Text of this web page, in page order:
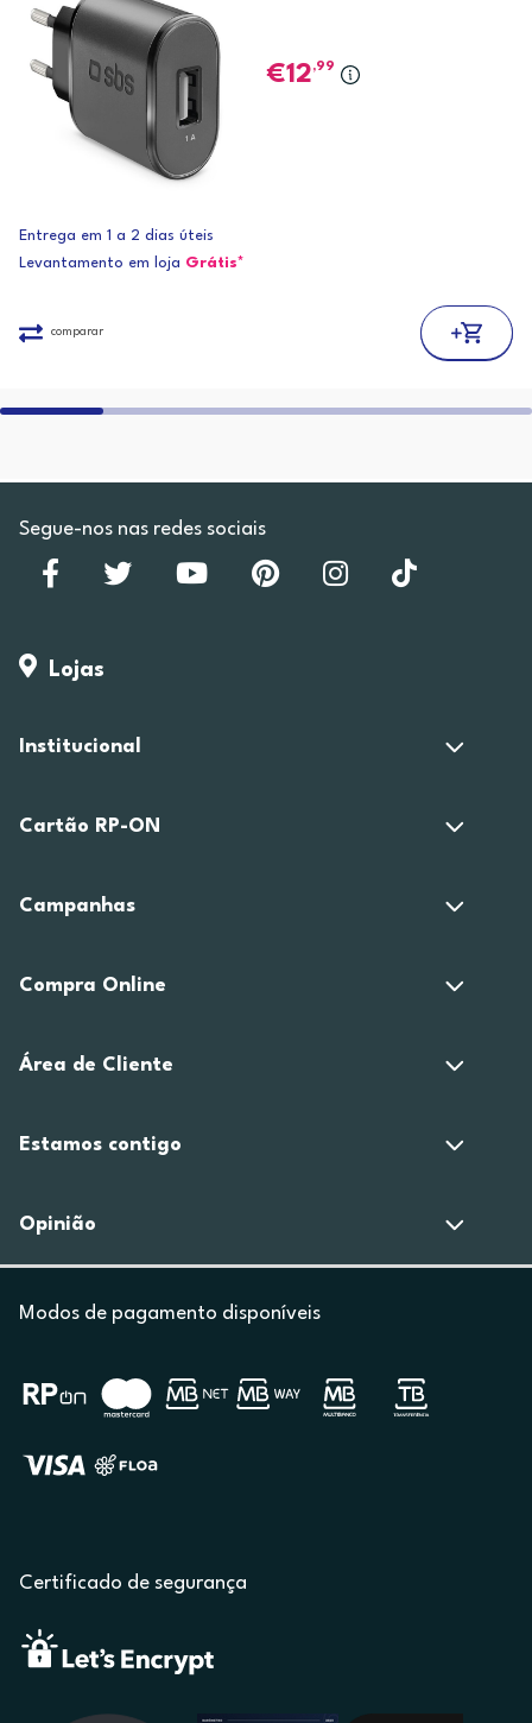
12,99
Entrega em 1 a 2 dias úteis
Levantamento em loja Grátis*
comparar
Segue-nos nas redes sociais
Lojas
Institucional
Cartão RP-ON
Campanhas
Compra Online
Área de Cliente
Estamos contigo
Opinião
Modos de pagamento disponíveis
Certificado de segurança